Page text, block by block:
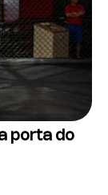
porta do